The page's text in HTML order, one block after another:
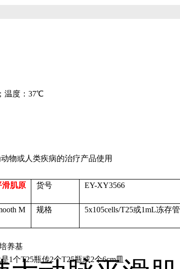
温度：37℃
物或人类疾病的治疗产品使用
滑肌原
货号 EY-XY3566
M
规格 5x105cells/T25或1mL冻存管
养基
1个T25瓶传2个T25瓶或2个6cm皿